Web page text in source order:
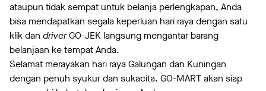
ataupun tidak sempat untuk belanja perlengkapan, Anda
bisa mendapatkan segala keperluan hari raya dengan satu
klik dan driverGO-JEK langsung mengantar barang
belanjaan ke tempat Anda.
Selamat merayakan hari raya Galungan dan Kuningan
dengan penuh syukur dan sukacita. GO-MART akan siap